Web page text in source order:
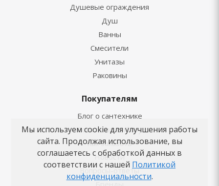
Душевые ограждения
Душ
Ванны
Смесители
Унитазы
Раковины
Покупателям
Блог о сантехнике
Советы по выбору
Как заказать
Новости
Вопросы-ответы
Мы используем cookie для улучшения работы
сайта. Продолжая использование, вы
соглашаетесь с обработкой данных в
соответствии с нашей Политикой
конфиденциальности.